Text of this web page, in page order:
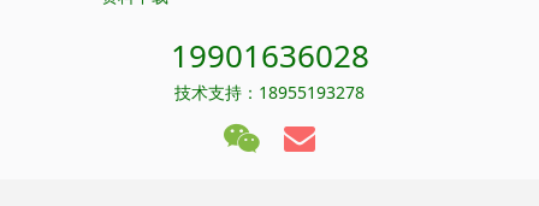
19901636028
技术支持：18955193278